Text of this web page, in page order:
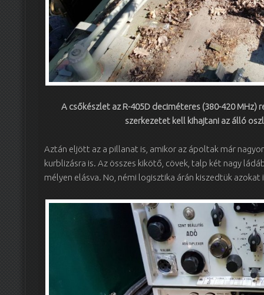
A csőkészlet az R-405D deciméteres (380-420
szerkezetet kell kihajtani az álló
Aztán eljött az a pillanat is, amikor az ápoltak már
kurblizásra is. Az összes kikötő, cövek, talp két nagy
mélyen elásva. No, némi logisztika árán kiszedtük azokat